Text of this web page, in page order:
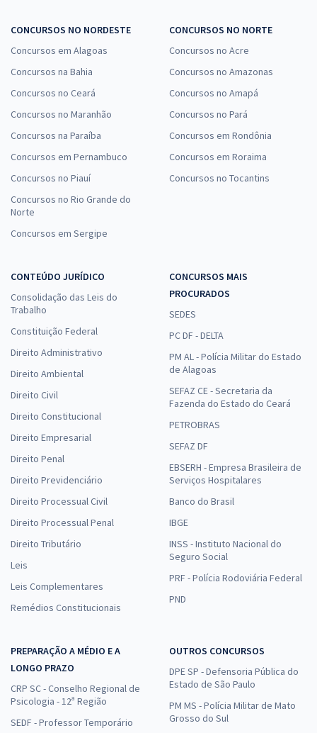
CONCURSOS NO NORDESTE
Concursos em Alagoas
Concursos na Bahia
Concursos no Ceará
Concursos no Maranhão
Concursos na Paraíba
Concursos em Pernambuco
Concursos no Piauí
Concursos no Rio Grande do
Norte
Concursos em Sergipe
CONCURSOS NO NORTE
Concursos no Acre
Concursos no Amazonas
Concursos no Amapá
Concursos no Pará
Concursos em Rondônia
Concursos em Roraima
Concursos no Tocantins
CONTEÚDO JURÍDICO
Consolidação das Leis do
Trabalho
Constituição Federal
Direito Administrativo
Direito Ambiental
Direito Civil
Direito Constitucional
Direito Empresarial
Direito Penal
Direito Previdenciário
Direito Processual Civil
Direito Processual Penal
Direito Tributário
Leis
Leis Complementares
Remédios Constitucionais
CONCURSOS MAIS
PROCURADOS
SEDES
PC DF - DELTA
PM AL - Polícia Militar do Estado
de Alagoas
SEFAZ CE - Secretaria da
Fazenda do Estado do Ceará
PETROBRAS
SEFAZ DF
EBSERH - Empresa Brasileira de
Serviços Hospitalares
Banco do Brasil
IBGE
INSS - Instituto Nacional do
Seguro Social
PRF - Polícia Rodoviária Federal
PND
PREPARAÇÃO A MÉDIO E A
LONGO PRAZO
CRP SC - Conselho Regional de
Psicologia - 12ª Região
SEDF - Professor Temporário
OUTROS CONCURSOS
DPE SP - Defensoria Pública do
Estado de São Paulo
PM MS - Polícia Militar de Mato
Grosso do Sul